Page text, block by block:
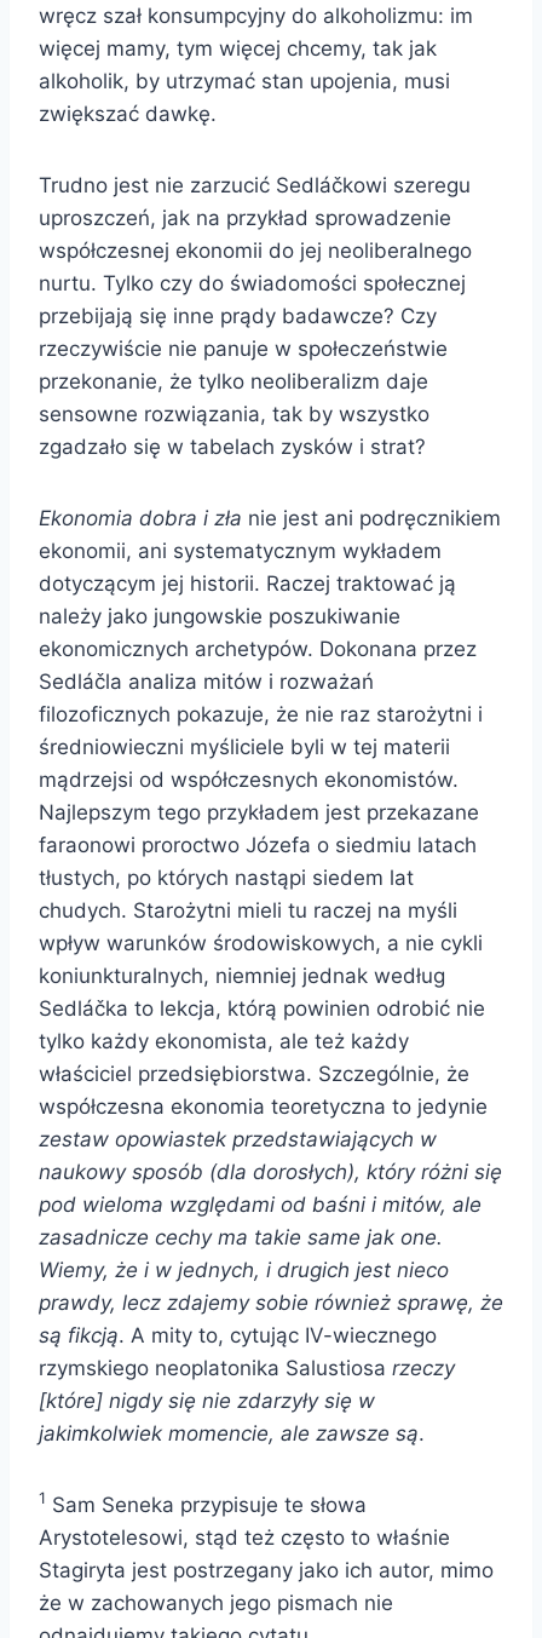
wręcz szał konsumpcyjny do alkoholizmu: im
więcej mamy, tym więcej chcemy, tak jak
alkoholik, by utrzymać stan upojenia, musi
zwiększać dawkę.
Trudno jest nie zarzucić Sedláčkowi szeregu
uproszczeń, jak na przykład sprowadzenie
współczesnej ekonomii do jej neoliberalnego
nurtu. Tylko czy do świadomości społecznej
przebijają się inne prądy badawcze? Czy
rzeczywiście nie panuje w społeczeństwie
przekonanie, że tylko neoliberalizm daje
sensowne rozwiązania, tak by wszystko
zgadzało się w tabelach zysków i strat?
Ekonomia dobra i zła nie jest ani podręcznikiem
ekonomii, ani systematycznym wykładem
dotyczącym jej historii. Raczej traktować ją
należy jako jungowskie poszukiwanie
ekonomicznych archetypów. Dokonana przez
Sedláčla analiza mitów i rozważań
filozoficznych pokazuje, że nie raz starożytni i
średniowieczni myśliciele byli w tej materii
mądrzejsi od współczesnych ekonomistów.
Najlepszym tego przykładem jest przekazane
faraonowi proroctwo Józefa o siedmiu latach
tłustych, po których nastąpi siedem lat
chudych. Starożytni mieli tu raczej na myśli
wpływ warunków środowiskowych, a nie cykli
koniunkturalnych, niemniej jednak według
Sedláčka to lekcja, którą powinien odrobić nie
tylko każdy ekonomista, ale też każdy
właściciel przedsiębiorstwa. Szczególnie, że
współczesna ekonomia teoretyczna to jedynie
zestaw opowiastek przedstawiających w
naukowy sposób (dla dorosłych), który różni się
pod wieloma względami od baśni i mitów, ale
zasadnicze cechy ma takie same jak one.
Wiemy, że i w jednych, i drugich jest nieco
prawdy, lecz zdajemy sobie również sprawę, że
są fikcją. A mity to, cytując IV-wiecznego
rzymskiego neoplatonika Salustiosa rzeczy
[które] nigdy się nie zdarzyły się w
jakimkolwiek momencie, ale zawsze są.
1 Sam Seneka przypisuje te słowa
Arystotelesowi, stąd też często to właśnie
Stagiryta jest postrzegany jako ich autor, mimo
że w zachowanych jego pismach nie